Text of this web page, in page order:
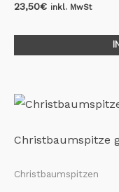
23,50€ inkl. MwSt
Christbaumspitze
Christbaumspitzen